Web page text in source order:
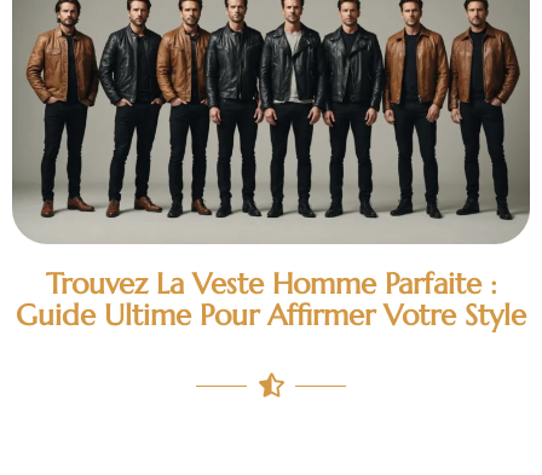
Trouvez La Veste Homme Parfaite :
Guide Ultime Pour Affirmer Votre Style